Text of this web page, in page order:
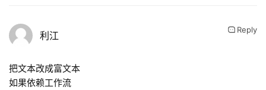
利江 Reply
把文本改成富文本
如果依赖工作流